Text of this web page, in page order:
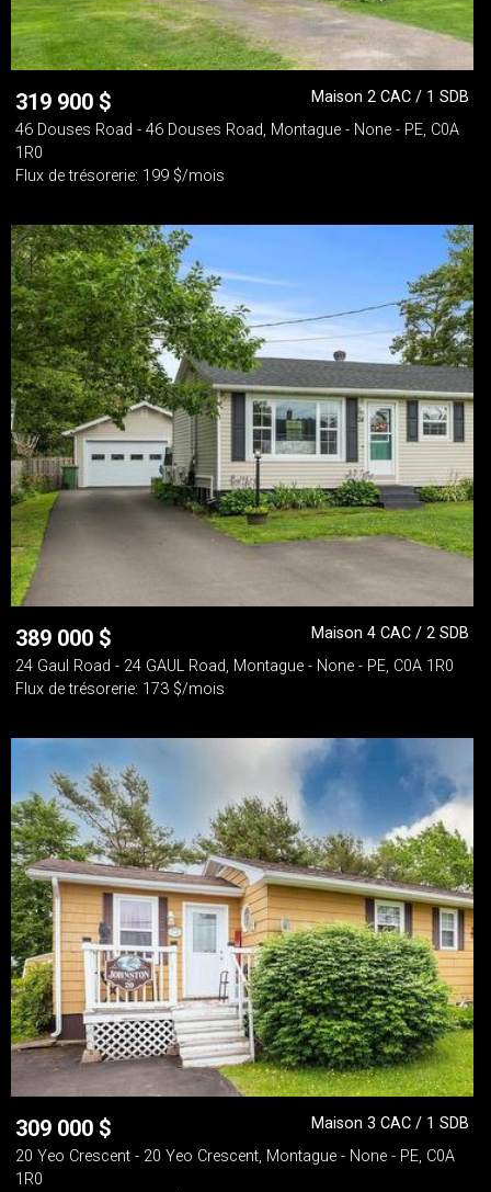
319 900 $
Maison 2 CAC / 1 SDB
46 Douses Road - 46 Douses Road, Montague - None - PE, C0A
1R0
Flux de trésorerie: 199 $/mois
389 000 $
Maison 4 CAC / 2 SDB
24 Gaul Road - 24 GAUL Road, Montague - None - PE, C0A 1R0
Flux de trésorerie: 173 $/mois
309 000 $
Maison 3 CAC / 1 SDB
20 Yeo Crescent - 20 Yeo Crescent, Montague - None - PE, C0A
1R0